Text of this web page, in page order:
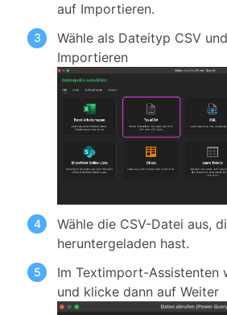
auf Importieren.
Wähle als Dateityp CSV
Importieren
Wähle die CSV-Datei aus,
heruntergeladen hast.
Im Textimport-Assistenten
und klicke dann auf Weiter